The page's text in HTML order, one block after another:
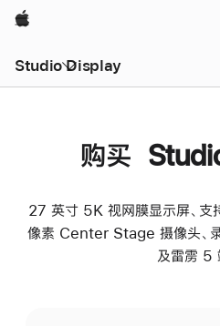
Apple
Studio Display
购买
27 英寸 5K 视网膜显示屏、
像素 Center Stage 摄像头、
及雷雳 5